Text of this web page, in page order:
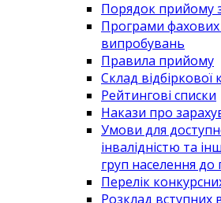
Порядок прийому
Програми фахових
випробувань
Правила прийому
Склад відбіркової
Рейтингові списки
Накази про
Умови для
інвалідністю та
груп населення
Перелік
Розклад вступних